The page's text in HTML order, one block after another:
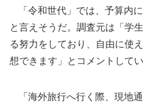
「令和世代」では、予算内
と言えそうだ。調査元は「学
る努力をしており、自由に使
想できます」とコメントしてい
「海外旅行へ行く際、現地